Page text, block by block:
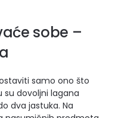
sobe –
samo ono što
su dovoljni lagana
dva jastuka. Na